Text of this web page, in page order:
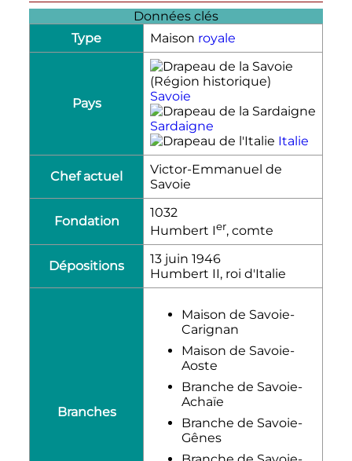
Données clés
Type
Maison royale
Pays
Savoie
Sardaigne
Italie
Chef actuel
Victor-Emmanuel de
Savoie
Fondation
1032
Humbert Ier, comte
Dépositions
13 juin 1946
Humbert II, roi d'Italie
Branches
Maison de Savoie-
Carignan
Maison de Savoie-
Aoste
Branche de Savoie-
Achaïe
Branche de Savoie-
Gênes